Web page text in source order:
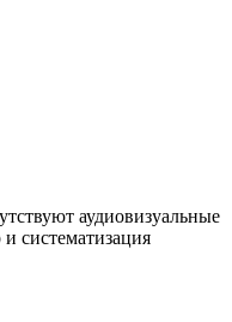
аудиовизуальные
систематизация